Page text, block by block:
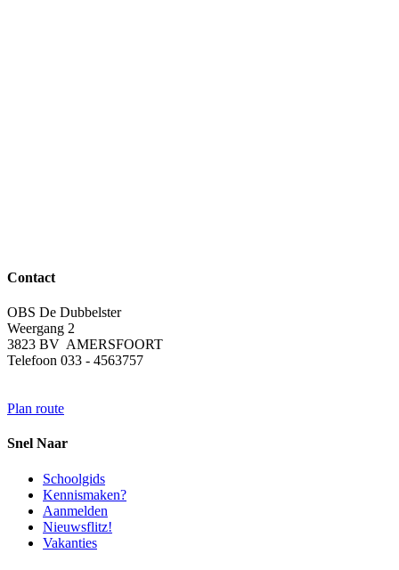
Contact
OBS De Dubbelster
Weergang 2
3823 BV AMERSFOORT
Telefoon 033 - 4563757
Plan route
Snel Naar
Schoolgids
Kennismaken?
Aanmelden
Nieuwsflitz!
Vakanties